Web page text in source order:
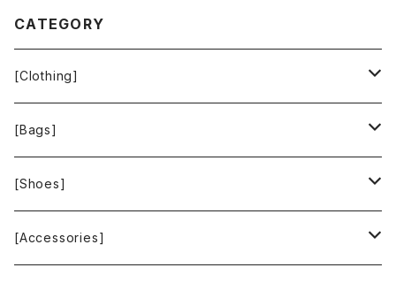
CATEGORY
[Clothing]
Krochet Kids International
[Bags]
BAGGU
FOOD TEXTILE
[Shoes]
TOMS
[Accessories]